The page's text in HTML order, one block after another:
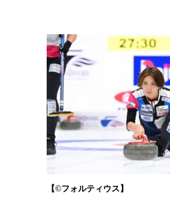
【©️フォルティウス】